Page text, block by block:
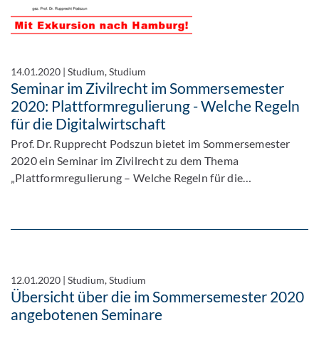
14.01.2020 |Studium, Studium
Seminar im Zivilrecht im Sommersemester
2020: Plattformregulierung - Welche Regeln
für die Digitalwirtschaft
Prof. Dr. Rupprecht Podszun bietet im Sommersemester
2020 ein Seminar im Zivilrecht zu dem Thema
„Plattformregulierung – Welche Regeln für die…
12.01.2020 |Studium, Studium
Übersicht über die im Sommersemester 2020
angebotenen Seminare